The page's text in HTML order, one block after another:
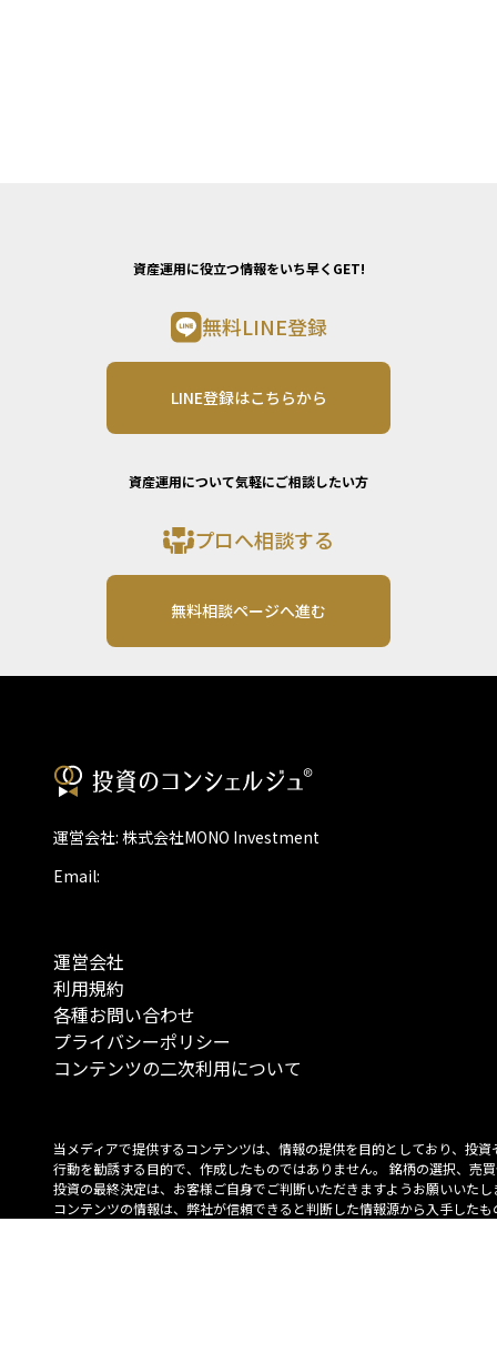
資産運用に役立つ情報をいち早くGET!
無料LINE登録
LINE登録はこちらから
資産運用について気軽にご相談したい方
プロへ相談する
無料相談ページへ進む
運営会社: 株式会社MONO Investment
Email:
運営会社
利用規約
各種お問い合わせ
プライバシーポリシー
コンテンツの二次利用について
当メディアで提供するコンテンツは、情報の提供を目的としており、投資
行動を勧誘する目的で、作成したものではありません。 銘柄の選択、売
投資の最終決定は、お客様ご自身でご判断いただきますようお願いいたし
コンテンツの情報は、弊社が信頼できると判断した情報源から入手したも